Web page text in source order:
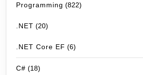
Programming (822)
.NET (20)
.NET Core EF (6)
C# (18)